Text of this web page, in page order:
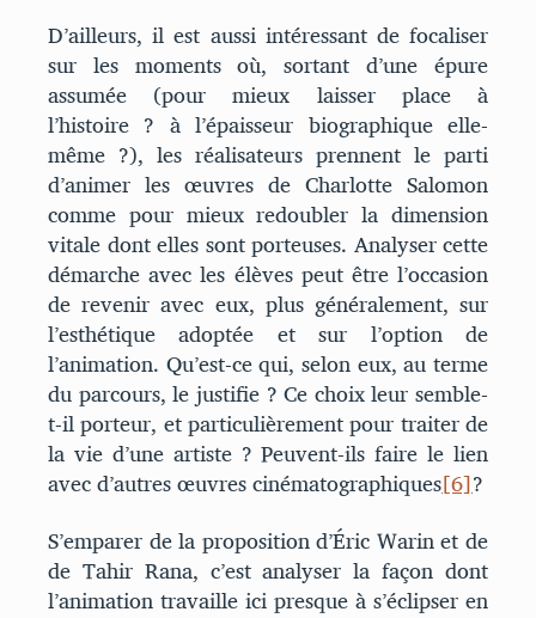
D’ailleurs, il est aussi intéressant de focaliser
sur les moments où, sortant d’une épure
assumée (pour mieux laisser place à
l’histoire ? à l’épaisseur biographique elle-
même ?), les réalisateurs prennent le parti
d’animer les œuvres de Charlotte Salomon
comme pour mieux redoubler la dimension
vitale dont elles sont porteuses. Analyser cette
démarche avec les élèves peut être l’occasion
de revenir avec eux, plus généralement, sur
l’esthétique adoptée et sur l’option de
l’animation. Qu’est-ce qui, selon eux, au terme
du parcours, le justifie ? Ce choix leur semble-
t-il porteur, et particulièrement pour traiter de
la vie d’une artiste ? Peuvent-ils faire le lien
avec d’autres œuvres cinématographiques[6]?
S’emparer de la proposition d’Éric Warin et de
de Tahir Rana, c’est analyser la façon dont
l’animation travaille ici presque à s’éclipser en